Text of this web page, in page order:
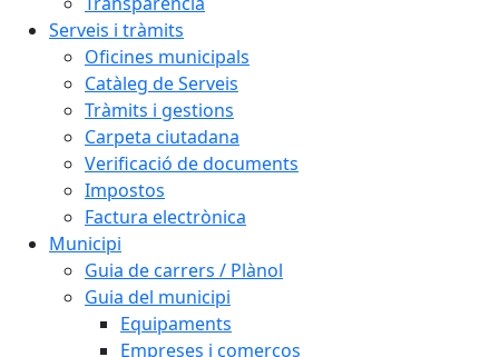
Serveis i tràmits
Oficines municipals
Catàleg de Serveis
Tràmits i gestions
Carpeta ciutadana
Verificació de documents
Impostos
Factura electrònica
Municipi
Guia de carrers / Plànol
Guia del municipi
Equipaments
Empreses i comerços